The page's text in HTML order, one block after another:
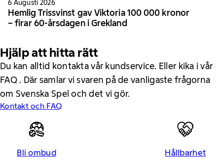
6 Augusti 2026
Hemlig Trissvinst gav Viktoria 100 000 kronor
– firar 60-årsdagen i Grekland
Hjälp att hitta rätt
Du kan alltid kontakta vår kundservice. Eller kika i vår
FAQ . Där samlar vi svaren på de vanligaste frågorna
om Svenska Spel och det vi gör.
Kontakt och FAQ
Bli ombud Hållbarhet